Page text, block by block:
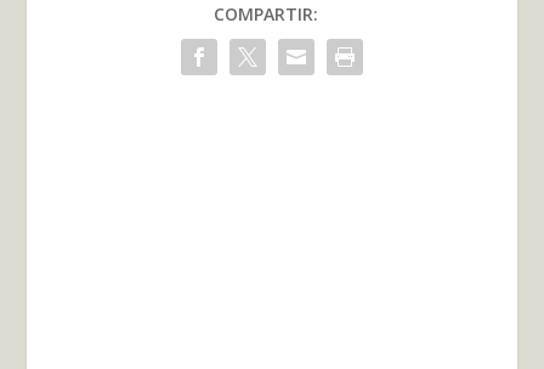
COMPARTIR: